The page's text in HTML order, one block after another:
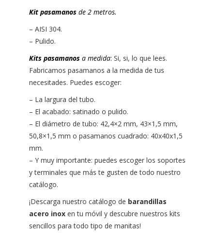
Kit pasamanos de 2 metros.
– AISI 304.
– Pulido.
Kits pasamanos a medida: Si, si, lo que lees.
Fabricamos pasamanos a la medida de tus
necesitades. Puedes escoger:
– La largura del tubo.
– El acabado: satinado o pulido.
– El diámetro de tubo: 42,4×2 mm, 43×1,5 mm,
50,8×1,5 mm o pasamanos cuadrado: 40x40x1,5
mm.
– Y muy importante: puedes escoger los soportes
y terminales que más te gusten de todo nuestro
catálogo.
¡Descarga nuestro catálogo de barandillas
acero inox en tu móvil y descubre nuestros kits
sencillos para todo tipo de manitas!